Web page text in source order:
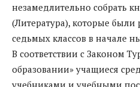
незамедлительно собрать
(Литература), которые
седьмых классов в начале
В соответствии с Законом
образовании» учащиеся
учебниками и учебными